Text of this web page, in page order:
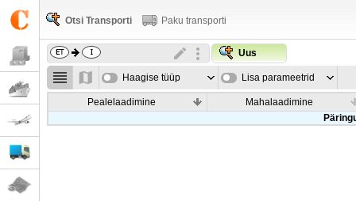
Otsi Transporti Paku transporti
Uus
Haagise tüüp Lisa parameetrid
Pealelaadimine
Mahalaadimine